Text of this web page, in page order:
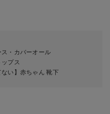
ス・カバーオール
プス
ない】赤ちゃん 靴下